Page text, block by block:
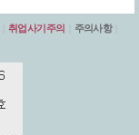
취업사기주의 주의사항